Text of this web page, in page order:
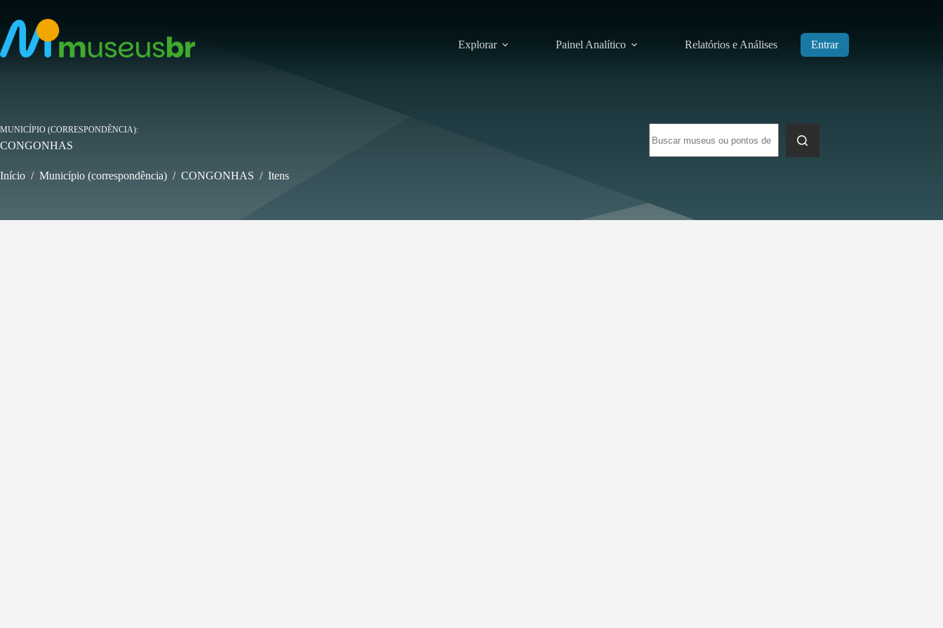
para
conteúdo
Explorar Painel Analítico Relatórios e Análises Entrar
resultados
MUNICÍPIO (CORRESPONDÊNCIA)
CONGONHAS
Início / Município (correspondência) / CONGONHAS / Itens